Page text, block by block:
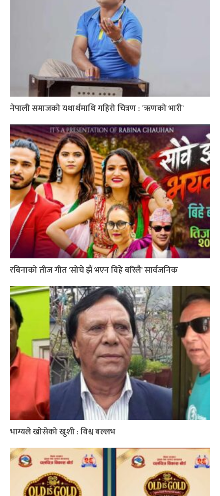
नेपाली समाजको यथार्थमाथि गहिरो चित्रण : ´ऋणको भारी`
रबिनाको तीज गीत ‘सोचे झैं भएन विहे बरिलै’ सार्वजनिक
भाग्यले खोसेको खुशी : विश्व बल्लभ